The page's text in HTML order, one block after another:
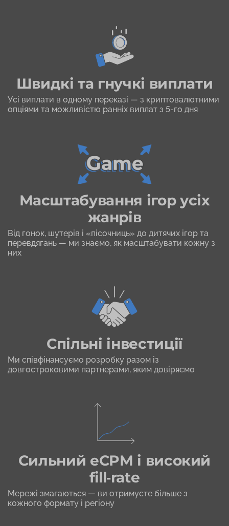
Швидкі та гнучкі виплати
Усі виплати в одному переказі — з криптовалютними
опціями та можливiстю ранніх виплат з 5-го дня
Масштабування ігор усіх
жанрів
Від гонок, шутерів і «пісочниць» до дитячих ігор та
перевдягань — ми знаємо, як масштабувати кожну з
них
Спільні інвестиції
Ми співфінансуємо розробку разом із
довгостроковими партнерами, яким довіряємо
Сильний eCPM і високий
fill‑rate
Мережі змагаються — ви отримуєте більше з
кожного формату і регіону